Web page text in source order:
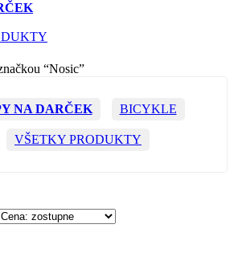
“Nosic”
NA DARČEK BICYKLE
VŠETKY PRODUKTY